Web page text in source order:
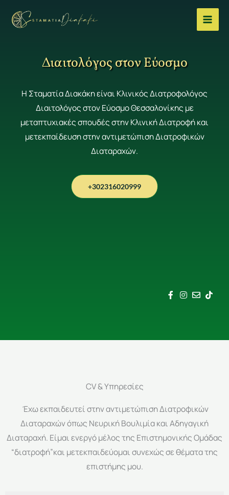
στο
Διαιτολόγος στον Εύοσμο
Η Σταματία Διακάκη είναι Κλινικός Διατροφολόγος
Διαιτολόγος στον Εύοσμο Θεσσαλονίκης με
μεταπτυχιακές σπουδές στην Κλινική Διατροφή και
μετεκπαίδευση στην αντιμετώπιση Διατροφικών
Διαταραχών.
+302316020999
CV & Υπηρεσίες​
Έχω εκπαιδευτεί στην αντιμετώπιση Διατροφικών
Διαταραχών όπως Νευρική Βουλιμία και Αδηγαγική
Διαταραχή. Είμαι ενεργό μέλος της Επιστημονικής Ομάδας
“διατροφή”και μετεκπαιδεύομαι συνεχώς σε θέματα της
επιστήμης μου.